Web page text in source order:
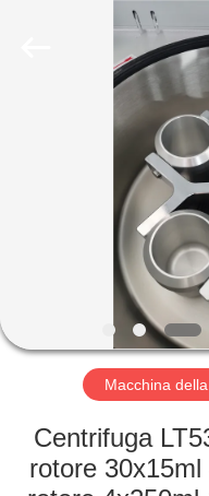
PRODOTTI
NOI
VISITA
ALLA
FABBRICA
Macchina
Centrifuga
rotore